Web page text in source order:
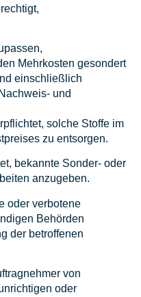
Mehrkosten gesondert
einschließlich
und
solche Stoffe im
zu entsorgen.
bekannte Sonder- oder
anzugeben.
oder verbotene
Behörden
der betroffenen
von
oder